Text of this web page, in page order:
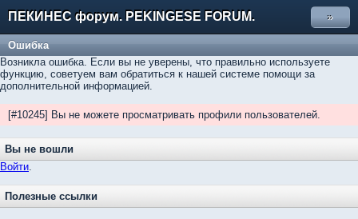
ПЕКИНЕС форум. PEKINGESE FORUM. »
Ошибка
Возникла ошибка. Если вы не уверены, что правильно используете
функцию, советуем вам обратиться к нашей системе помощи за
дополнительной информацией.
[#10245] Вы не можете просматривать профили пользователей.
Вы не вошли
Войти.
Полезные ссылки